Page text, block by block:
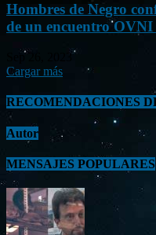
Hombres de Negro
de un encuentro OVNI
Sep 26, 2023
Cargar más
RECOMENDACIONES
Autor
MENSAJES POPULARES